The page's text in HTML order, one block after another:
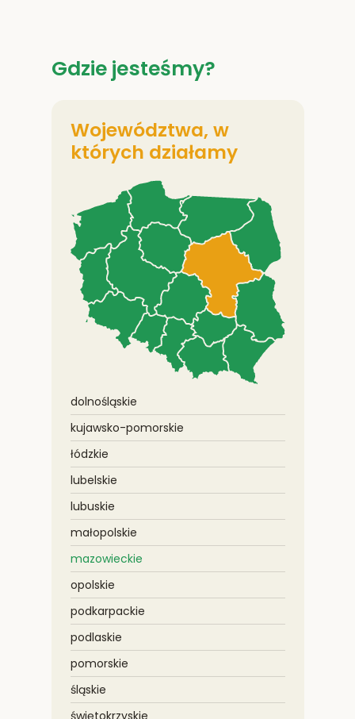
Gdzie jesteśmy?
Województwa, w
których działamy
dolnośląskie
kujawsko-pomorskie
łódzkie
lubelskie
lubuskie
małopolskie
mazowieckie
opolskie
podkarpackie
podlaskie
pomorskie
śląskie
świętokrzyskie